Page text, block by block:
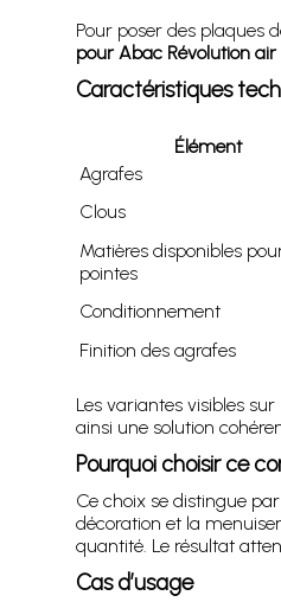
Pour poser des plaques
pour Abac Révolution air
Caractéristiques
Élément
Agrafes
Clous
Matières disponibles
pointes
Conditionnement
Finition des agrafes
Les variantes visibles
ainsi une solution
Pourquoi choisir ce
Ce choix se distingue
décoration et la
quantité. Le résultat
Cas d’usage